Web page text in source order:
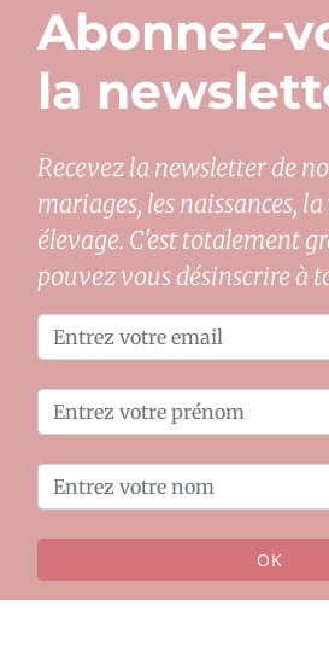
Abonnez-
la
Recevez la newsletter de
mariages, les naissances,
élevage. C'est totalement
pouvez vous désinscrire à
OK